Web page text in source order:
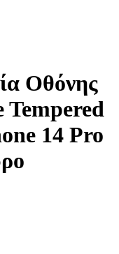
Οθόνης
14 Pro